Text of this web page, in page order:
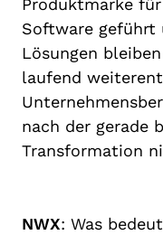
Produktmarke
Software geführt
Lösungen
laufend
nach der gerade
Transformation
NWX: Was